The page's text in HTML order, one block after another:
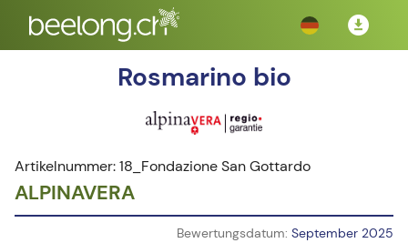
Rosmarino bio
Artikelnummer: 18_Fondazione San Gottardo
ALPINAVERA
Bewertungsdatum: September 2025